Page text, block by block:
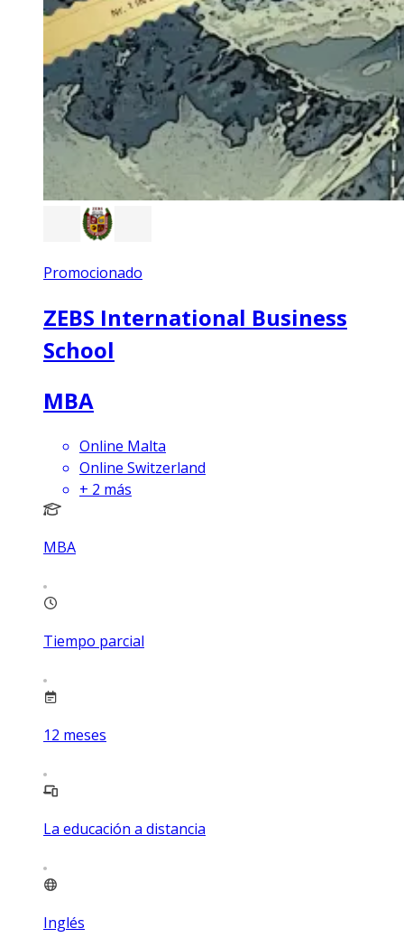
Promocionado
ZEBS International Business
School
MBA
Online Malta
Online Switzerland
+ 2 más
MBA
Tiempo parcial
12 meses
La educación a distancia
Inglés